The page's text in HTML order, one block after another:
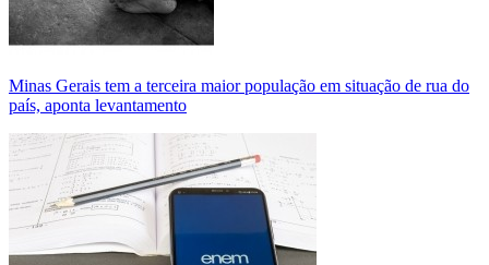
Minas Gerais tem a terceira maior população em situação de rua do
país, aponta levantamento